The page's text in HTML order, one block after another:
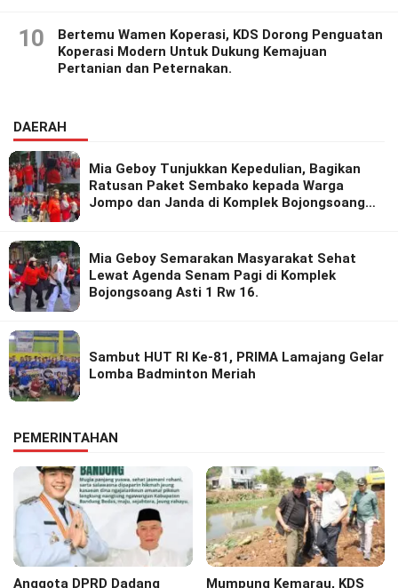
10
Bertemu Wamen Koperasi, KDS Dorong Penguatan
Koperasi Modern Untuk Dukung Kemajuan
Pertanian dan Peternakan.
DAERAH
Mia Geboy Tunjukkan Kepedulian, Bagikan
Ratusan Paket Sembako kepada Warga
Jompo dan Janda di Komplek Bojongsoang
Mia Geboy Semarakan Masyarakat Sehat
Lewat Agenda Senam Pagi di Komplek
Bojongsoang Asti 1 Rw 16.
Sambut HUT RI Ke-81, PRIMA Lamajang Gelar
Lomba Badminton Meriah
PEMERINTAHAN
Anggota DPRD Dadang
Mumpung Kemarau, KDS